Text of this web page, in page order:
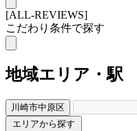
[ALL-REVIEWS]
こだわり条件で探す
地域エリア・駅
川崎市中原区
エリアから探す